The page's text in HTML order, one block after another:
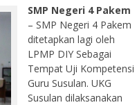
SMP Negeri 4 Pakem
– SMP Negeri 4 Pakem
ditetapkan lagi oleh
LPMP DIY Sebagai
Tempat Uji Kompetensi
Guru Susulan. UKG
Susulan dilaksanakan